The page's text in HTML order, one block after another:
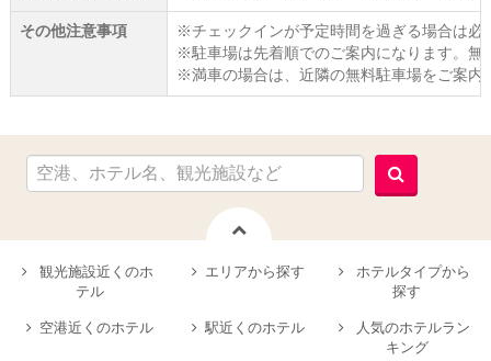
その他注意事項
※チェックインが予定時間を過ぎる場合は必
※駐車場は先着順でのご案内になります。無
※満車の場合は、近隣の無料駐車場をご案内
観光施設近くのホ
テル
エリアから探す
ホテルタイプから
探す
空港近くのホテル 駅近くのホテル
人気のホテルラン
キング